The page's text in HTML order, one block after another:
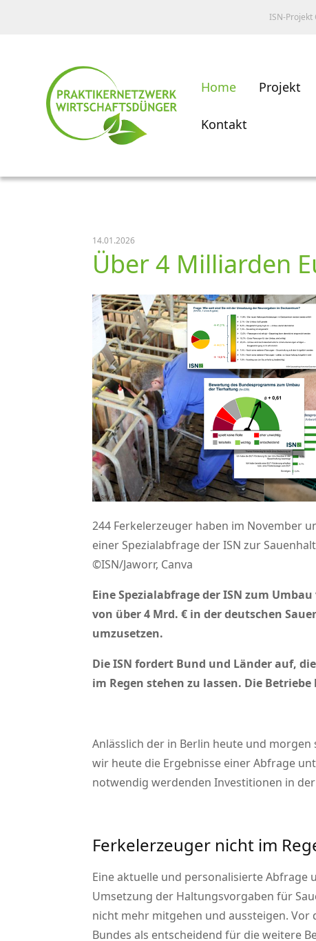
ISN-Projekt
Home Projekt
Kontakt
14.01.2026
Über 4 Milliarden
244 Ferkelerzeuger haben im November
einer Spezialabfrage der ISN zur
©ISN/Jaworr, Canva
Eine Spezialabfrage der ISN zum
von über 4 Mrd. € in der deutschen
umzusetzen.
Die ISN fordert Bund und Länder auf,
im Regen stehen zu lassen. Die
Anlässlich der in Berlin heute und
wir heute die Ergebnisse einer Abfrage
notwendig werdenden Investitionen in
Ferkelerzeuger nicht im
Eine aktuelle und personalisierte
Umsetzung der Haltungsvorgaben für
nicht mehr mitgehen und aussteigen. Vor
Bundes als entscheidend für die weitere